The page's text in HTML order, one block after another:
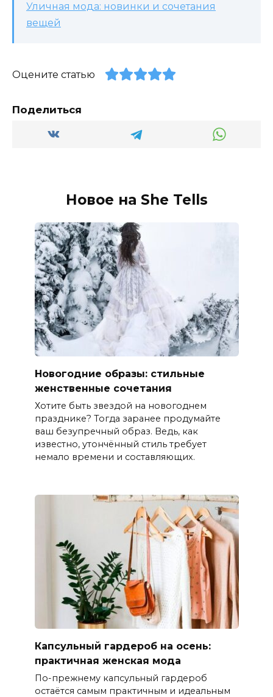
Уличная мода: новинки и сочетания
вещей
Оцените статью
Поделиться
Новое на She Tells
Новогодние образы: стильные
женственные сочетания
Хотите быть звездой на новогоднем
празднике? Тогда заранее продумайте
ваш безупречный образ. Ведь, как
известно, утончённый стиль требует
немало времени и составляющих.
Капсульный гардероб на осень:
практичная женская мода
По-прежнему капсульный гардероб
остаётся самым практичным и идеальным